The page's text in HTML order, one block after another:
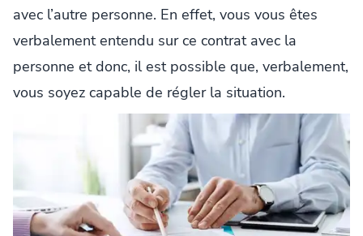
avec l’autre personne. En effet, vous vous êtes
verbalement entendu sur ce contrat avec la
personne et donc, il est possible que, verbalement,
vous soyez capable de régler la situation.